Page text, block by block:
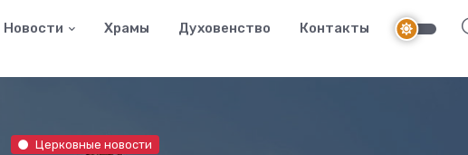
Новости Храмы Духовенство Контакты
Церковные новости